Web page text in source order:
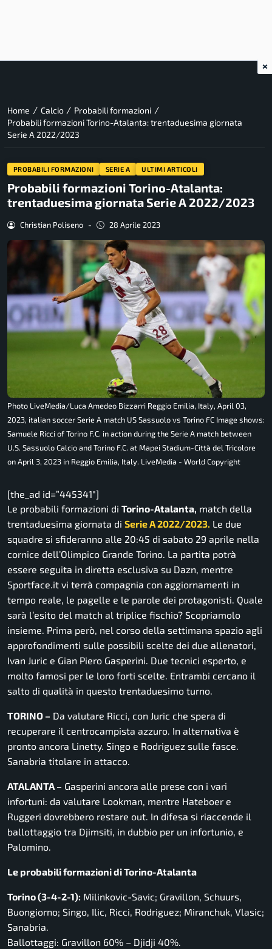
Home / Calcio / Probabili formazioni /
Probabili formazioni Torino-Atalanta: trentaduesima giornata
Serie A 2022/2023
PROBABILI FORMAZIONI SERIE A ULTIMI ARTICOLI
Probabili formazioni Torino-Atalanta:
trentaduesima giornata Serie A 2022/2023
Christian Poliseno - 28 Aprile 2023
Photo LiveMedia/Luca Amedeo Bizzarri Reggio Emilia, Italy, April 03,
2023, italian soccer Serie A match US Sassuolo vs Torino FC Image shows:
Samuele Ricci of Torino F.C. in action during the Serie A match between
U.S. Sassuolo Calcio and Torino F.C. at Mapei Stadium-Città del Tricolore
on April 3, 2023 in Reggio Emilia, Italy. LiveMedia - World Copyright
[the_ad id=”445341″]
Le probabili formazioni di Torino-Atalanta, match della
trentaduesima giornata di Serie A 2022/2023. Le due
squadre si sfideranno alle 20:45 di sabato 29 aprile nella
cornice dell’Olimpico Grande Torino. La partita potrà
essere seguita in diretta esclusiva su Dazn, mentre
Sportface.it vi terrà compagnia con aggiornamenti in
tempo reale, le pagelle e le parole dei protagonisti. Quale
sarà l’esito del match al triplice fischio? Scopriamolo
insieme. Prima però, nel corso della settimana spazio agli
approfondimenti sulle possibili scelte dei due allenatori,
Ivan Juric e Gian Piero Gasperini. Due tecnici esperto, e
molto famosi per le loro forti scelte. Entrambi cercano il
salto di qualità in questo trentaduesimo turno.
TORINO – Da valutare Ricci, con Juric che spera di
recuperare il centrocampista azzuro. In alternativa è
pronto ancora Linetty. Singo e Rodriguez sulle fasce.
Sanabria titolare in attacco.
ATALANTA – Gasperini ancora alle prese con i vari
infortuni: da valutare Lookman, mentre Hateboer e
Ruggeri dovrebbero restare out. In difesa si riaccende il
ballottaggio tra Djimsiti, in dubbio per un infortunio, e
Palomino.
Le probabili formazioni di Torino-Atalanta
Torino (3-4-2-1): Milinkovic-Savic; Gravillon, Schuurs,
Buongiorno; Singo, Ilic, Ricci, Rodriguez; Miranchuk, Vlasic;
Sanabria.
Ballottaggi: Gravillon 60% – Djidji 40%.
×